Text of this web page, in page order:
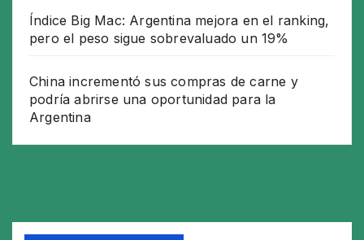
Índice Big Mac: Argentina mejora en el ranking,
pero el peso sigue sobrevaluado un 19%
China incrementó sus compras de carne y
podría abrirse una oportunidad para la
Argentina